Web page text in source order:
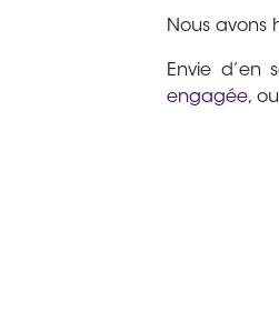
Nous avons
Envie d’en
engagée,